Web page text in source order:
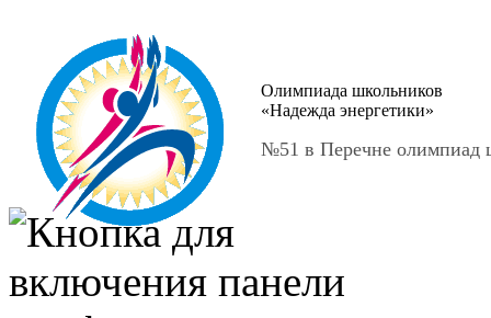
Олимпиада школьников
«Надежда энергетики»
№51 в Перечне олимпиад